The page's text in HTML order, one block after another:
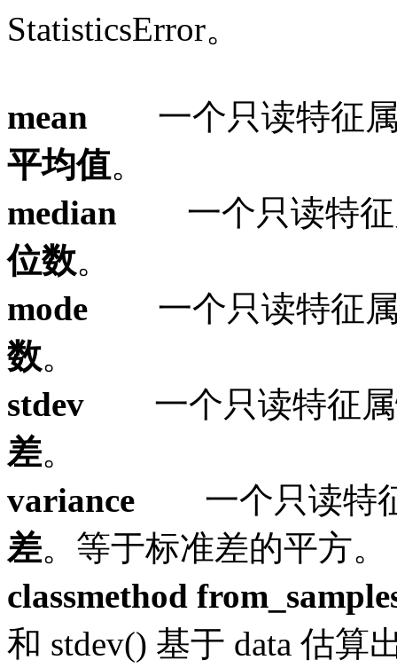
StatisticsError。
mean
一个只读特征
平均值。
median
一个只读特
位数。
mode
一个只读特征
数。
stdev
一个只读特征
差。
variance
一个只读特
差。等于标准差的平方。
classmethod
和 stdev() 基于 data 估算